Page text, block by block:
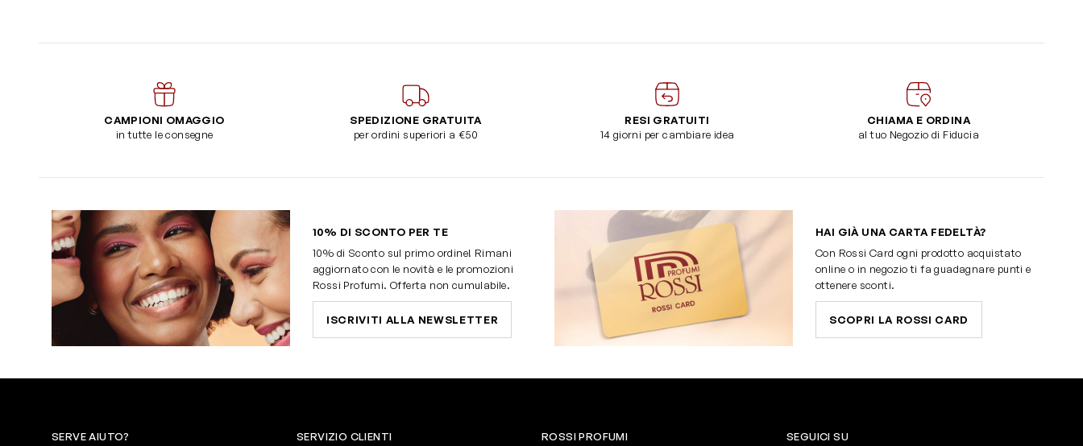
CAMPIONI OMAGGIO
in tutte le consegne
SPEDIZIONE GRATUITA
per ordini superiori a €50
RESI GRATUITI
14 giorni per cambiare idea
CHIAMA E ORDINA
al tuo Negozio di Fiducia
10% DI SCONTO PER TE
10% di Sconto sul primo ordine! Rimani
aggiornato con le novità e le promozioni
Rossi Profumi. Offerta non cumulabile.
ISCRIVITI ALLA NEWSLETTER
HAI GIÀ UNA CARTA FEDELTÀ?
Con Rossi Card ogni prodotto acquistato
online o in negozio ti fa guadagnare punti e
ottenere sconti.
SCOPRI LA ROSSI CARD
SERVE AIUTO? SEGUICI SU
SERVIZIO CLIENTI ROSSI PROFUMI